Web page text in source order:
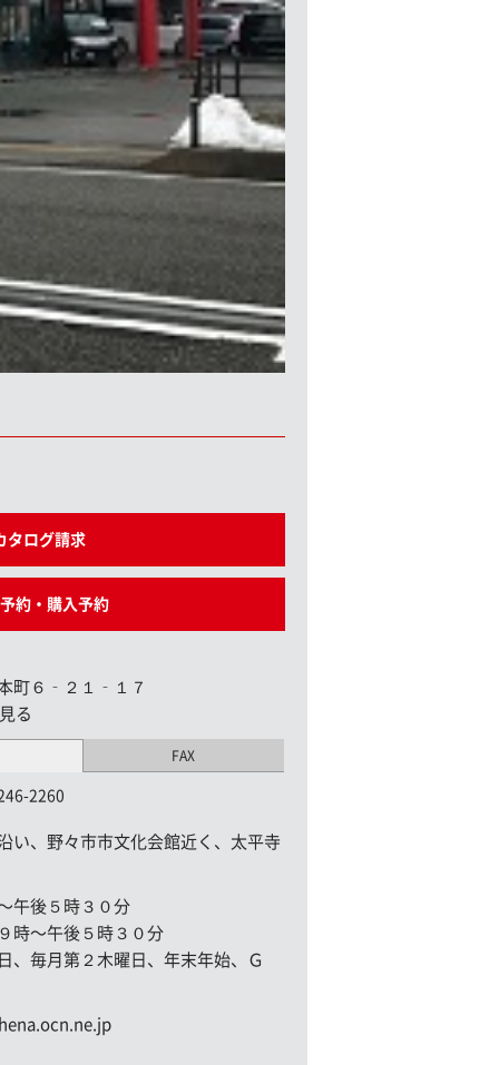
タログ請求
約・購入予約
町６‐２１‐１７
る
FAX
2260
い、野々市市文化会館近く、太平寺
午後５時３０分
時〜午後５時３０分
毎月第２木曜日、年末年始、Ｇ